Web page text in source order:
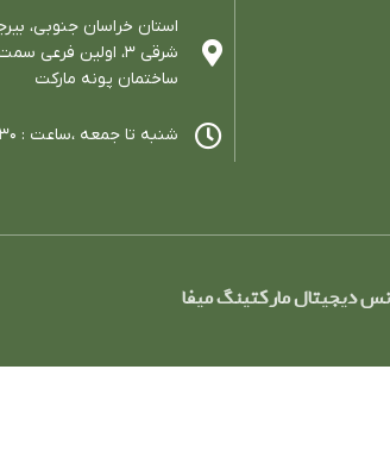
استان خراسان جنوبي،
شرقي ٣، اولين فرعي
ساختمان پونه ماركت
شنبه تا جمعه ،ساعت : ٨:٣٠ الي ٢٢
دیجیتال مارکتینگ میفا